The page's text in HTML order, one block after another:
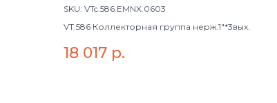
Коллек. группа
нерж.1"*3вых.
SKU: VTc.586.EMNX.0603
VT.586 Коллекторная группа нерж.1"*3вых.
18 017 р.